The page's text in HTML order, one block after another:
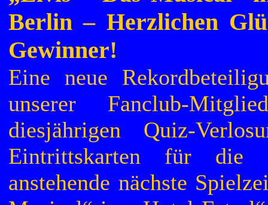
Berlin – Herzlichen
Gewinner!
Eine neue
unserer Fanclub-
diesjährigen Quiz-
Eintrittskarten für die
anstehende nächste